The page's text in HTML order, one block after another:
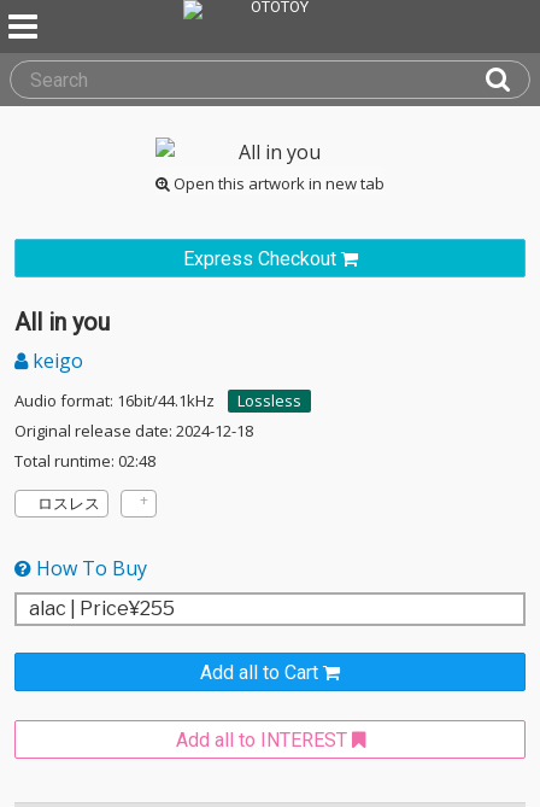
Open this artwork in new tab
Express Checkout
All in you
keigo
Audio format: 16bit/44.1kHz
Lossless
Original release date: 2024-12-18
Total runtime: 02:48
ロスレス
How To Buy
Add all to Cart
Add all to INTEREST